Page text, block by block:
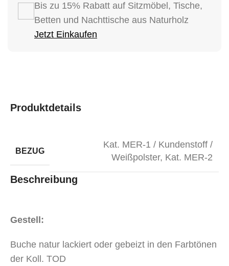
Bis zu 15% Rabatt auf Sitzmöbel, Tische,
Betten und Nachttische aus Naturholz
Jetzt Einkaufen
Produktdetails
BEZUG
Kat. MER-1 / Kundenstoff /
Weißpolster, Kat. MER-2
Beschreibung
Gestell:
Buche natur lackiert oder gebeizt in den Farbtönen
der Koll. TOD